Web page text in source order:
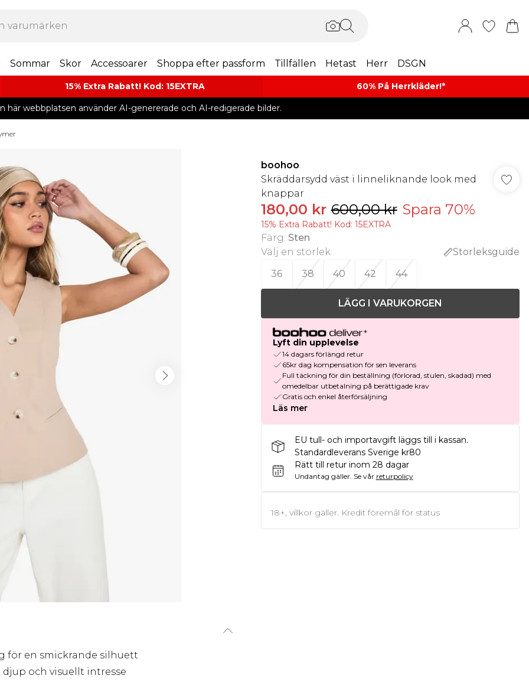
Sommar Skor Accessoarer Shoppa efter passform Tillfällen Hetast Herr DSGN
15% Extra Rabatt! Kod: 15EXTRA 60% På Herrkläder!*​
här webbplatsen använder AI-genererade och AI-redigerade bilder.
för en smickrande silhuett
och visuellt intresse
boohoo
Skräddarsydd väst i linneliknande look med
knappar
180,00 kr 600,00 kr Spara 70%
15% Extra Rabatt! Kod: 15EXTRA
Färg: Sten
Välj en storlek:
Storleksguide
36
38 40 42 44
LÄGG I VARUKORGEN
Lyft din upplevelse
14 dagars förlängd retur
65kr dag kompensation för sen leverans
Full täckning för din beställning (förlorad, stulen, skadad) med
omedelbar utbetalning på berättigade krav
Gratis och enkel återförsäljning
Läs mer
EU tull- och importavgift läggs till i kassan.
Standardleverans Sverige kr80
Rätt till retur inom 28 dagar
Undantag gäller. Se vår returpolicy
18+, villkor gäller. Kredit föremål för status